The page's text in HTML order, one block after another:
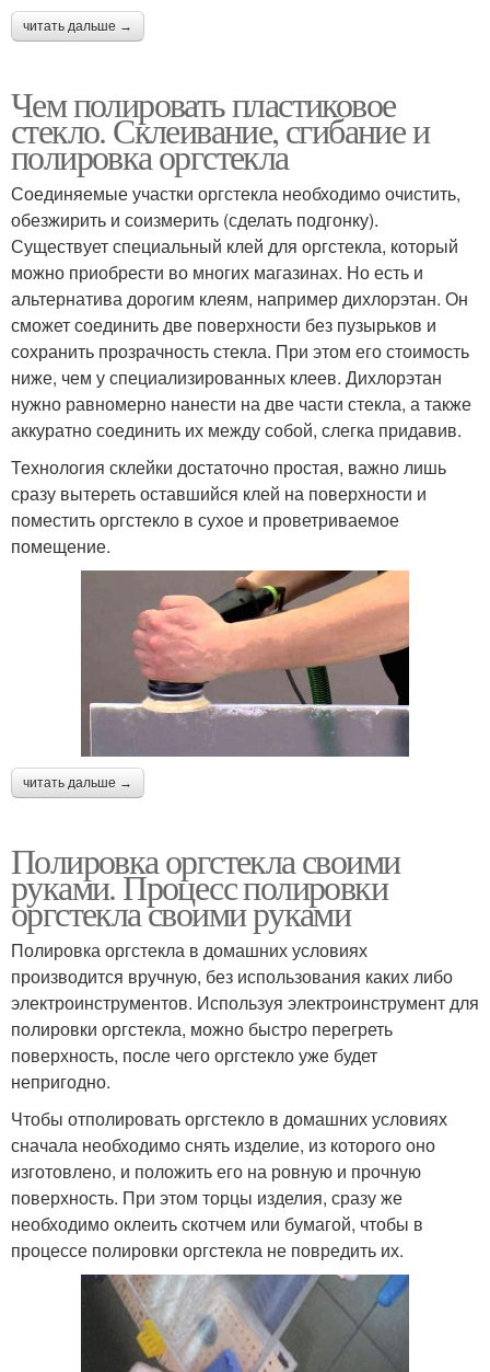
читать дальше →
Чем полировать пластиковое
стекло. Склеивание, сгибание и
полировка оргстекла
Соединяемые участки оргстекла необходимо очистить,
обезжирить и соизмерить (сделать подгонку).
Существует специальный клей для оргстекла, который
можно приобрести во многих магазинах. Но есть и
альтернатива дорогим клеям, например дихлорэтан. Он
сможет соединить две поверхности без пузырьков и
сохранить прозрачность стекла. При этом его стоимость
ниже, чем у специализированных клеев. Дихлорэтан
нужно равномерно нанести на две части стекла, а также
аккуратно соединить их между собой, слегка придавив.
Технология склейки достаточно простая, важно лишь
сразу вытереть оставшийся клей на поверхности и
поместить оргстекло в сухое и проветриваемое
помещение.
читать дальше →
Полировка оргстекла своими
руками. Процесс полировки
оргстекла своими руками
Полировка оргстекла в домашних условиях
производится вручную, без использования каких либо
электроинструментов. Используя электроинструмент для
полировки оргстекла, можно быстро перегреть
поверхность, после чего оргстекло уже будет
непригодно.
Чтобы отполировать оргстекло в домашних условиях
сначала необходимо снять изделие, из которого оно
изготовлено, и положить его на ровную и прочную
поверхность. При этом торцы изделия, сразу же
необходимо оклеить скотчем или бумагой, чтобы в
процессе полировки оргстекла не повредить их.